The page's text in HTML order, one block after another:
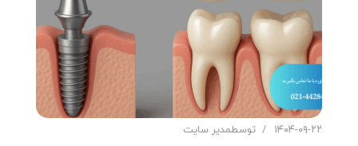
۱۴۰۴-۰۹-۲۲ توسطمدیر سایت